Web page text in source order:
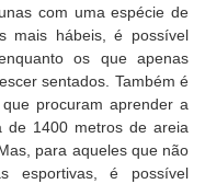
com uma espécie de
mais hábeis, é possível
os que apenas
sentados. Também é
procuram aprender a
de 1400 metros de areia
para aqueles que não
esportivas, é possível